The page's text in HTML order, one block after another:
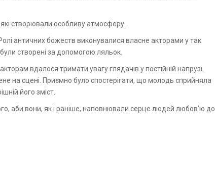
створювали особливу атмосферу.
античних божеств виконувалися власне акторами у так
створені за допомогою ляльок.
вдалося тримати увагу глядачів у постійній напрузі.
на сцені. Приємно було спостерігати, що молодь сприйняла
його зміст.
аби вони, як і раніше, наповнювали серце людей любов’ю до